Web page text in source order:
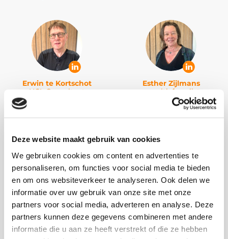
Deze website maakt gebruik van cookies
We gebruiken cookies om content en advertenties te
personaliseren, om functies voor social media te bieden
en om ons websiteverkeer te analyseren. Ook delen we
informatie over uw gebruik van onze site met onze
partners voor social media, adverteren en analyse. Deze
partners kunnen deze gegevens combineren met andere
informatie die u aan ze heeft verstrekt of die ze hebben
Erwin te Kortschot
HCL Consultant
Esther Zijlmans
cognitief analist
Fouad Aarrass
Java developer
Frank van Attekum
Microsoft Teamlead